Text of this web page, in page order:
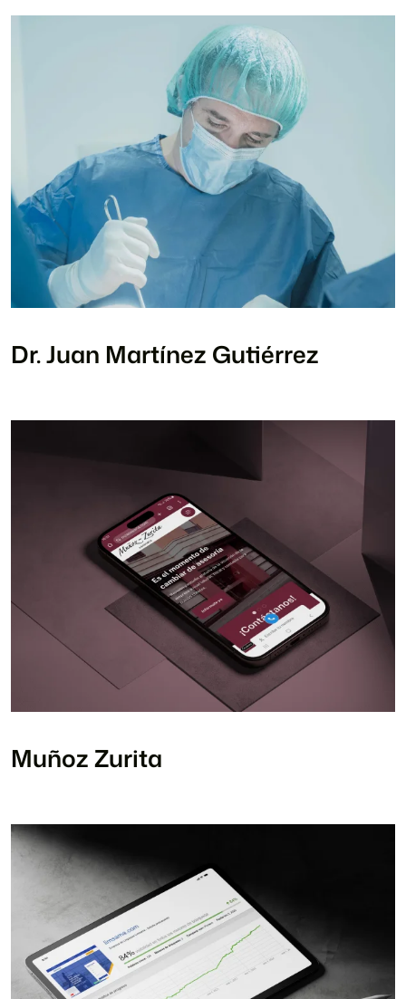
Dr. Juan Martínez Gutiérrez
Muñoz Zurita